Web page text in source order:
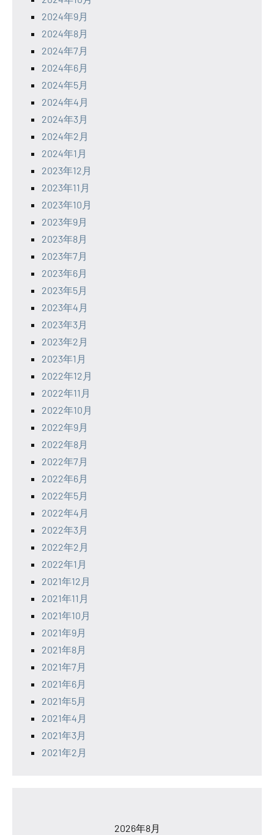
2024年9月
2024年8月
2024年7月
2024年6月
2024年5月
2024年4月
2024年3月
2024年2月
2024年1月
2023年12月
2023年11月
2023年10月
2023年9月
2023年8月
2023年7月
2023年6月
2023年5月
2023年4月
2023年3月
2023年2月
2023年1月
2022年12月
2022年11月
2022年10月
2022年9月
2022年8月
2022年7月
2022年6月
2022年5月
2022年4月
2022年3月
2022年2月
2022年1月
2021年12月
2021年11月
2021年10月
2021年9月
2021年8月
2021年7月
2021年6月
2021年5月
2021年4月
2021年3月
2021年2月
2026年8月